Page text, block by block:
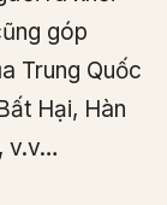
góp
Trung Quốc
Hại, Hàn
v.v…